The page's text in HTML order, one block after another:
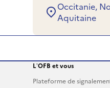
Occitanie,
Aquitaine
L’OFB et vous
Plateforme de